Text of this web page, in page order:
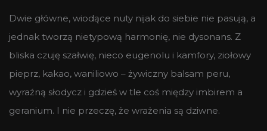
Dwie główne, wiodące nuty nijak do siebie nie pasują, a
jednak tworzą nietypową harmonię, nie dysonans. Z
bliska czuję szałwię, nieco eugenolu i kamfory, ziołowy
pieprz, kakao, waniliowo – żywiczny balsam peru,
wyraźną słodycz i gdzieś w tle coś między imbirem a
geranium. I nie przeczę, że wrażenia są dziwne.